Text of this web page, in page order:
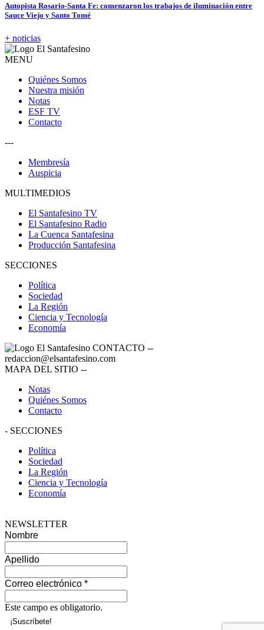
Autopista Rosario-Santa Fe: comenzaron los trabajos de iluminación entre
Sauce Viejo y Santo Tomé
+ noticias
MENU
Quiénes Somos
Nuestra misión
Notas
ESF TV
Contacto
---
Membresía
Auspicia
MULTIMEDIOS
El Santafesino TV
El Santafesino Radio
La Cuenca Santafesina
Producción Santafesina
SECCIONES
Política
Sociedad
La Región
Ciencia y Tecnología
Economía
CONTACTO --
redaccion@elsantafesino.com
MAPA DEL SITIO --
Notas
Quiénes Somos
Contacto
- SECCIONES
Política
Sociedad
La Región
Ciencia y Tecnología
Economía
NEWSLETTER
Nombre
Apellido
Correo electrónico *
Este campo es obligatorio.